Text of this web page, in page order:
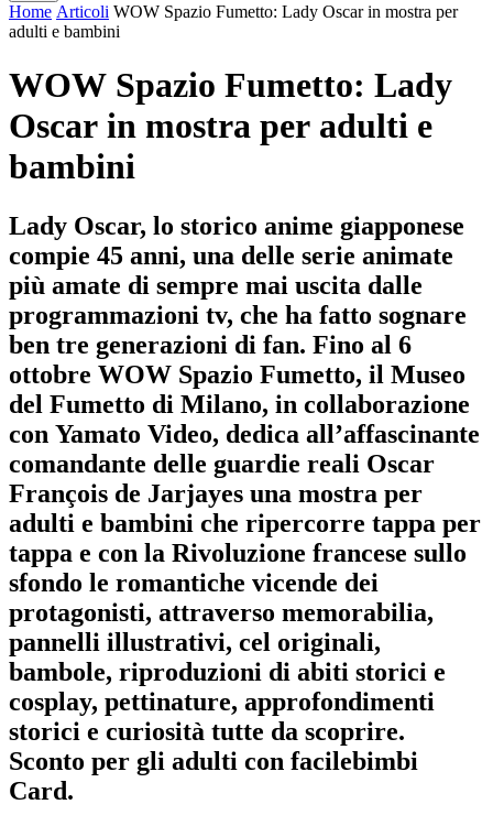
Home Articoli WOW Spazio Fumetto: Lady Oscar in mostra per
adulti e bambini
WOW Spazio Fumetto: Lady
Oscar in mostra per adulti e
bambini
Lady Oscar, lo storico anime giapponese
compie 45 anni, una delle serie animate
più amate di sempre mai uscita dalle
programmazioni tv, che ha fatto sognare
ben tre generazioni di fan. Fino al 6
ottobre WOW Spazio Fumetto, il Museo
del Fumetto di Milano, in collaborazione
con Yamato Video, dedica all’affascinante
comandante delle guardie reali Oscar
François de Jarjayes una mostra per
adulti e bambini che ripercorre tappa per
tappa e con la Rivoluzione francese sullo
sfondo le romantiche vicende dei
protagonisti, attraverso memorabilia,
pannelli illustrativi, cel originali,
bambole, riproduzioni di abiti storici e
cosplay, pettinature, approfondimenti
storici e curiosità tutte da scoprire.
Sconto per gli adulti con facilebimbi
Card.